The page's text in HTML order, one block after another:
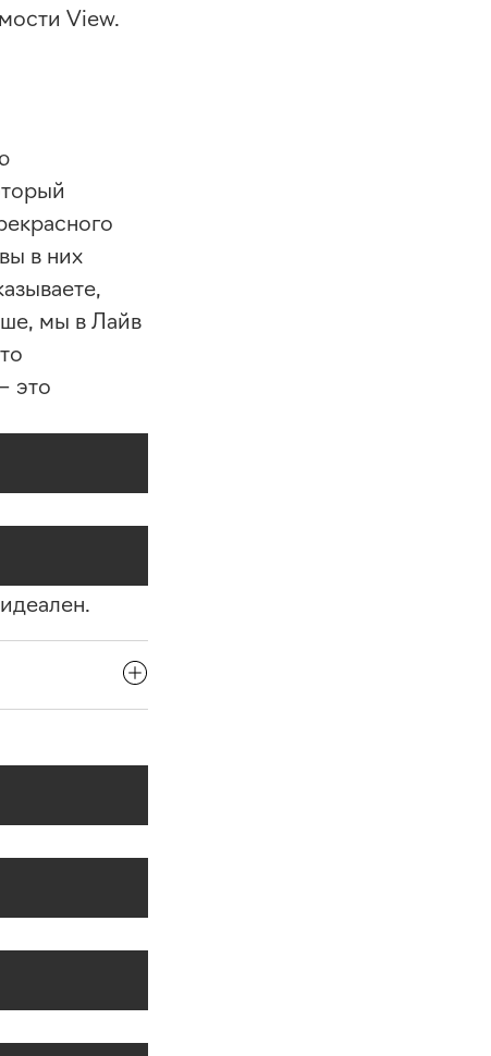
View.
в них
мы в Лайв
это